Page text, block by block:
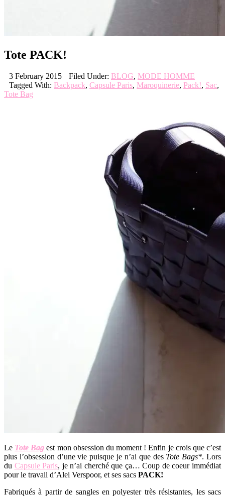
Tote PACK!
3 February 2015 Filed Under: BLOG, MODE HOMME
Tagged With: Backpack, Capsule Paris, Maroquinerie, Pack!, Sac,
Tote Bag
Le Tote Bag est mon obsession du moment ! Enfin je crois que c’est
plus l’obsession d’une vie puisque je n’ai que des Tote Bags*. Lors
du Capsule Paris, je n’ai cherché que ça… Coup de coeur immédiat
pour le travail d’Alei Verspoor, et ses sacs PACK!
Fabriqués à partir de sangles en polyester très résistantes, les sacs